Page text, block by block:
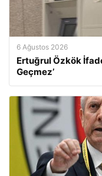
6 Ağustos 2026
Ertuğrul Özkök
Geçmez’